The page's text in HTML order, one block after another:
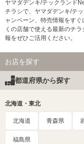
ヤマダデンキ/テックランド
チラシで、ヤマダデンキ/テ
ャンペーン、特売情報をす
くの店舗で使える最新のチ
報をぜひご活用ください。
お店を探す
都道府県から探す
北海道・東北
北海道 青森県
福島県